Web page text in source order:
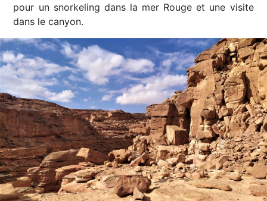
pour un snorkeling dans la mer Rouge et une visite
dans le canyon.